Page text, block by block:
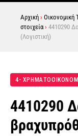
Αρχική › Οικονομική
στοιχεία › 4410290
(Λογιστική)
4-
4410290